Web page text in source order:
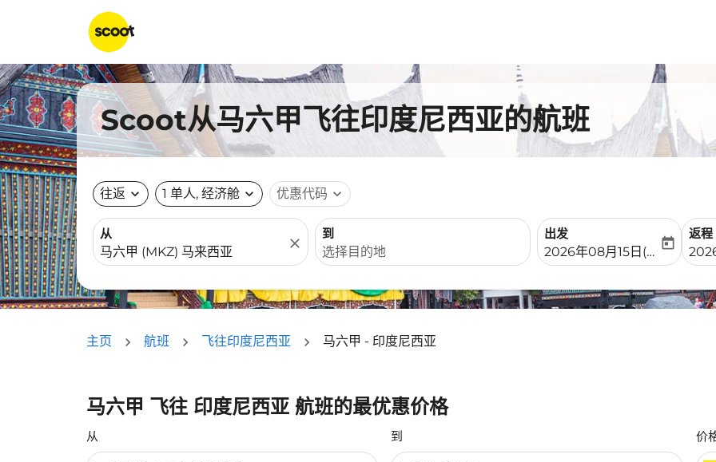
Scoot从马六甲飞往印度尼西亚的航班
往返 expand_more 1 单人, 经济舱 expand_more 优惠代码 expand_more
从
close
到
出发
fc-booking-departure-
2026年08月15日(周六)
today
返程
fc-
主页 航班 飞往印度尼西亚 马六甲 - 印度尼西亚
马六甲 飞往 印度尼西亚 航班的最优惠价格
从 到 价